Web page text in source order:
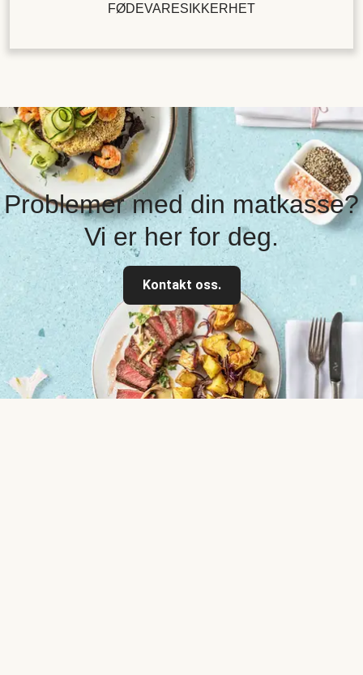
FØDEVARESIKKERHET
Problemer med din matkasse?
Vi er her for deg.
Kontakt oss.